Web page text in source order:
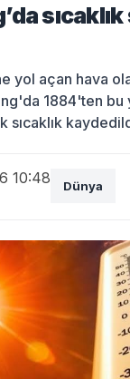
yol açan hava
1884'ten bu
sıcaklık
10:48 Dünya